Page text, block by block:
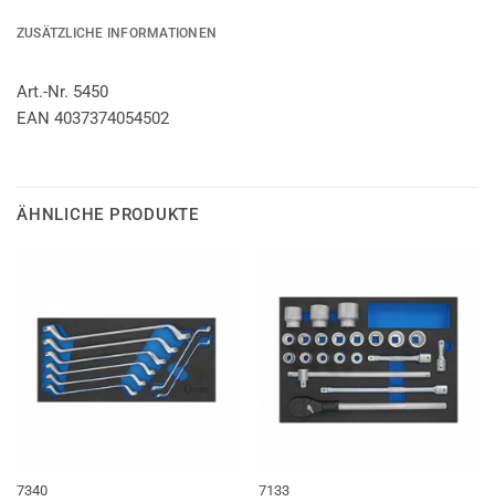
ZUSÄTZLICHE INFORMATIONEN
Art.-Nr. 5450
EAN 4037374054502
ÄHNLICHE PRODUKTE
7340 7133